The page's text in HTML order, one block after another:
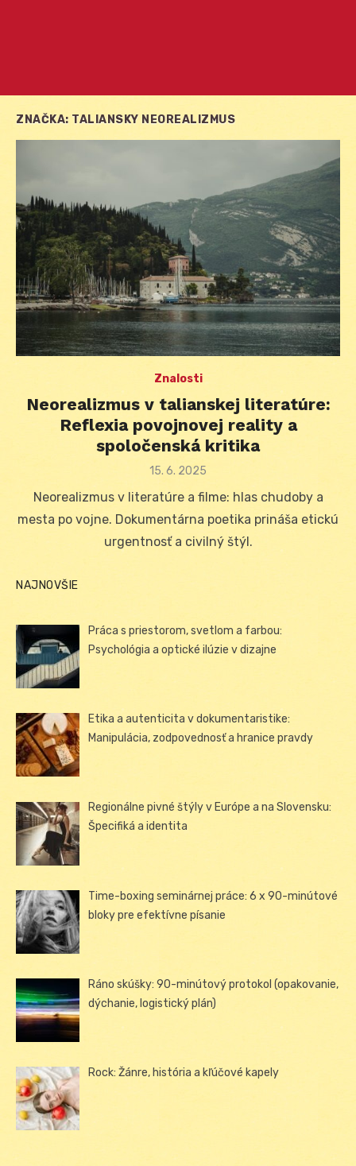
ZNAČKA: TALIANSKY NEOREALIZMUS
Znalosti
Neorealizmus v talianskej literatúre:
Reflexia povojnovej reality a
spoločenská kritika
Posted
15. 6. 2025
Neorealizmus v literatúre a filme: hlas chudoby a
mesta po vojne. Dokumentárna poetika prináša etickú
urgentnosť a civilný štýl.
NAJNOVŠIE
Práca s priestorom, svetlom a farbou:
Psychológia a optické ilúzie v dizajne
Etika a autenticita v dokumentaristike:
Manipulácia, zodpovednosť a hranice pravdy
Regionálne pivné štýly v Európe a na Slovensku:
Špecifiká a identita
Time-boxing seminárnej práce: 6 x 90-minútové
bloky pre efektívne písanie
Ráno skúšky: 90-minútový protokol (opakovanie,
dýchanie, logistický plán)
Rock: Žánre, história a kľúčové kapely